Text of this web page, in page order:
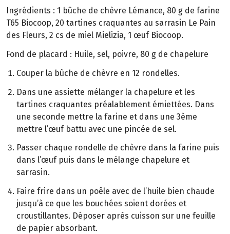
Ingrédients : 1 bûche de chèvre Lémance, 80 g de farine
T65 Biocoop, 20 tartines craquantes au sarrasin Le Pain
des Fleurs, 2 cs de miel Mielizia, 1 œuf Biocoop.
Fond de placard : Huile, sel, poivre, 80 g de chapelure
Couper la bûche de chèvre en 12 rondelles.
Dans une assiette mélanger la chapelure et les
tartines craquantes préalablement émiettées. Dans
une seconde mettre la farine et dans une 3ème
mettre l’œuf battu avec une pincée de sel.
Passer chaque rondelle de chèvre dans la farine puis
dans l’œuf puis dans le mélange chapelure et
sarrasin.
Faire frire dans un poêle avec de l’huile bien chaude
jusqu’à ce que les bouchées soient dorées et
croustillantes. Déposer après cuisson sur une feuille
de papier absorbant.